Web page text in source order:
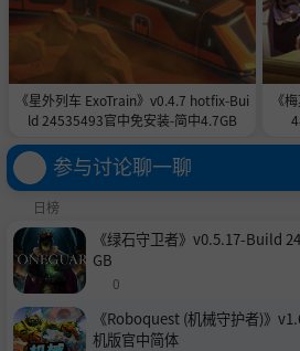
《星外列车 ExoTrain》v0.4.7 hotfix-Bui
ld 24535493官中免安装-简中4.7GB
《
参与讨论聊一聊
日榜
《绿石守卫者》v0.5.17-Build
GB
0
《Roboquest (机械守护者)》
机版官中简体